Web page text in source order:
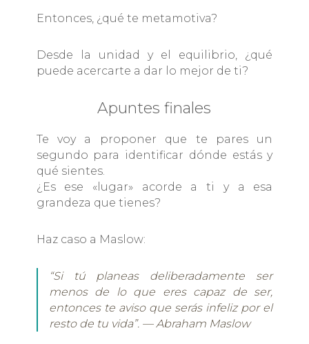
Entonces, ¿qué te metamotiva?
Desde la unidad y el equilibrio, ¿qué
puede acercarte a dar lo mejor de ti?
Apuntes finales
Te voy a proponer que te pares un
segundo para identificar dónde estás y
qué sientes.
¿Es ese «lugar» acorde a ti y a esa
grandeza que tienes?
Haz caso a Maslow:
“Si tú planeas deliberadamente ser
menos de lo que eres capaz de ser,
entonces te aviso que serás infeliz por el
resto de tu vida”. — Abraham Maslow